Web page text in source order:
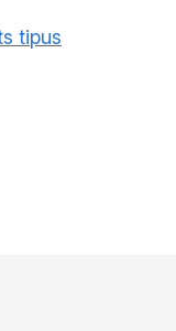
tipus